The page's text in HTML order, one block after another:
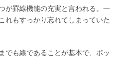
が罫線機能の充実と言われる。一
れもすっかり忘れてしまっていた
でも線であることが基本で、ボッ